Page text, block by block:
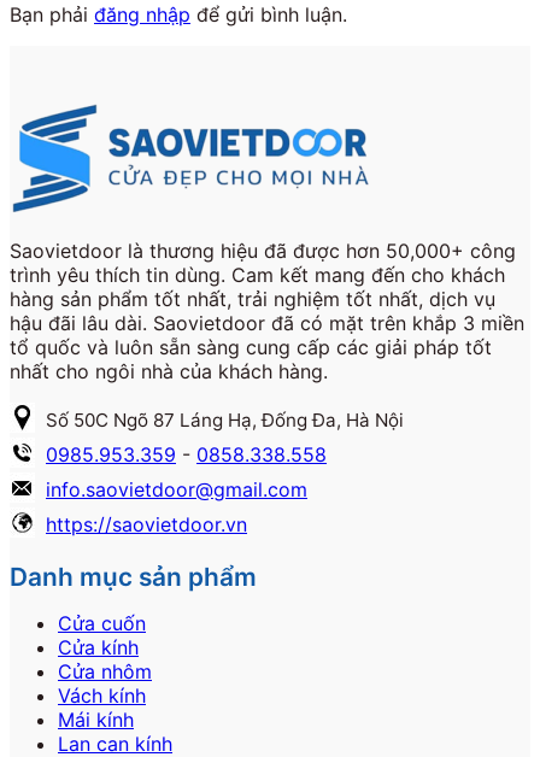
Bạn phải đăng nhập để gửi bình luận.
Saovietdoor là thương hiệu đã được hơn 50,000+ công
trình yêu thích tin dùng. Cam kết mang đến cho khách
hàng sản phẩm tốt nhất, trải nghiệm tốt nhất, dịch vụ
hậu đãi lâu dài. Saovietdoor đã có mặt trên khắp 3 miền
tổ quốc và luôn sẵn sàng cung cấp các giải pháp tốt
nhất cho ngôi nhà của khách hàng.
Số 50C Ngõ 87 Láng Hạ, Đống Đa, Hà Nội
0985.953.359 - 0858.338.558
info.saovietdoor@gmail.com
https://saovietdoor.vn
Danh mục sản phẩm
Cửa cuốn
Cửa kính
Cửa nhôm
Vách kính
Mái kính
Lan can kính